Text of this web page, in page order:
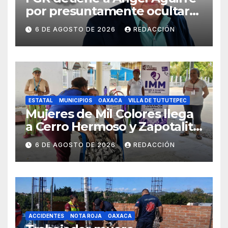
por presuntamente ocultar
evidencias del caso
Ayotzinapa
6 DE AGOSTO DE 2026 REDACCIÓN
ESTATAL MUNICIPIOS OAXACA VILLA DE TUTUTEPEC
Mujeres de Mil Colores llega
a Cerro Hermoso y Zapotalito
para fortalecer redes de
apoyo y prevenir violencias
6 DE AGOSTO DE 2026 REDACCIÓN
ACCIDENTES NOTA ROJA OAXACA